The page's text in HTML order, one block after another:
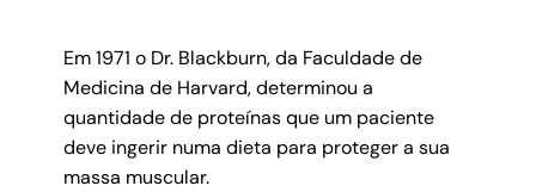
Em 1971 o Dr. Blackburn, da Faculdade de
Medicina de Harvard, determinou a
quantidade de proteínas que um paciente
deve ingerir numa dieta para proteger a sua
massa muscular.